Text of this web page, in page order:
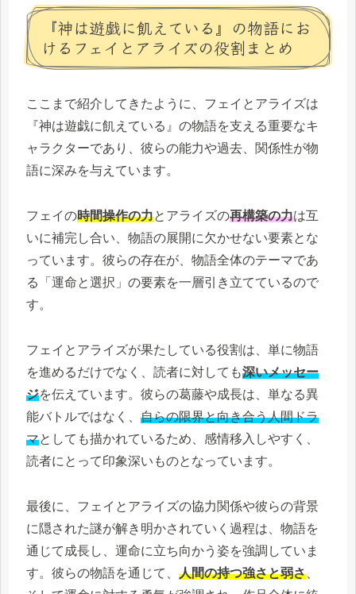
『神は遊戯に飢えている』の物語にお
けるフェイとアライズの役割まとめ
ここまで紹介してきたように、フェイとアライズは
『神は遊戯に飢えている』の物語を支える重要なキ
ャラクターであり、彼らの能力や過去、関係性が物
語に深みを与えています。
フェイの時間操作の力とアライズの再構築の力は互
いに補完し合い、物語の展開に欠かせない要素とな
っています。彼らの存在が、物語全体のテーマであ
る「運命と選択」の要素を一層引き立てているので
す。
フェイとアライズが果たしている役割は、単に物語
を進めるだけでなく、読者に対しても深いメッセー
ジを伝えています。彼らの葛藤や成長は、単なる異
能バトルではなく、 自らの限界と向き合う人間ドラ
マとしても描かれているため、感情移入しやすく、
読者にとって印象深いものとなっています。
最後に、フェイとアライズの協力関係や彼らの背景
に隠された謎が解き明かされていく過程は、物語を
通じて成長し、運命に立ち向かう姿を強調していま
す。彼らの物語を通じて、 人間の持つ強さと弱さ